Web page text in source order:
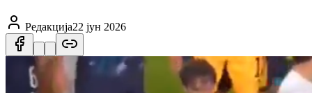
Редакција22 јун 2026